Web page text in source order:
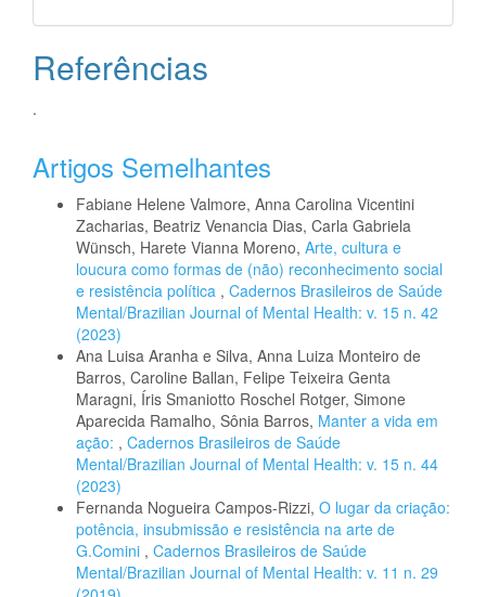
Referências
.
Artigos Semelhantes
Fabiane Helene Valmore, Anna Carolina Vicentini
Zacharias, Beatriz Venancia Dias, Carla Gabriela
Wünsch, Harete Vianna Moreno, Arte, cultura e
loucura como formas de (não) reconhecimento social
e resistência política , Cadernos Brasileiros de Saúde
Mental/Brazilian Journal of Mental Health: v. 15 n. 42
(2023)
Ana Luisa Aranha e Silva, Anna Luiza Monteiro de
Barros, Caroline Ballan, Felipe Teixeira Genta
Maragni, Íris Smaniotto Roschel Rotger, Simone
Aparecida Ramalho, Sônia Barros, Manter a vida em
ação: , Cadernos Brasileiros de Saúde
Mental/Brazilian Journal of Mental Health: v. 15 n. 44
(2023)
Fernanda Nogueira Campos-Rizzi, O lugar da criação:
potência, insubmissão e resistência na arte de
G.Comini , Cadernos Brasileiros de Saúde
Mental/Brazilian Journal of Mental Health: v. 11 n. 29